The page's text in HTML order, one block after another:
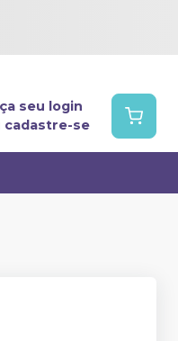
seu login
cadastre-se